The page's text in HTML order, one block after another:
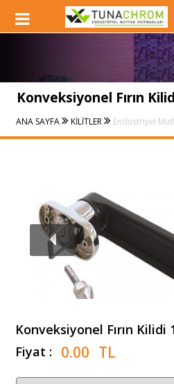
Konveksiyonel Fırın
ANA SAYFA KİLİTLER Endüstriyel
Konveksiyonel Fırın Kilidi
Fiyat : 0.00 TL